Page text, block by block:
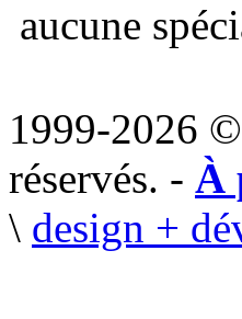
aucune
1999-2026
réservés. - À
\ design +